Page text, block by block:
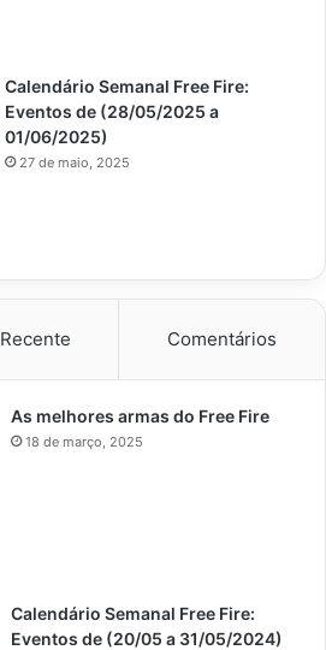
Calendário Semanal Free Fire:
Eventos de (28/05/2025 a
01/06/2025)
27 de maio, 2025
Recente Comentários
As melhores armas do Free Fire
18 de março, 2025
Calendário Semanal Free Fire:
Eventos de (20/05 a 31/05/2024)